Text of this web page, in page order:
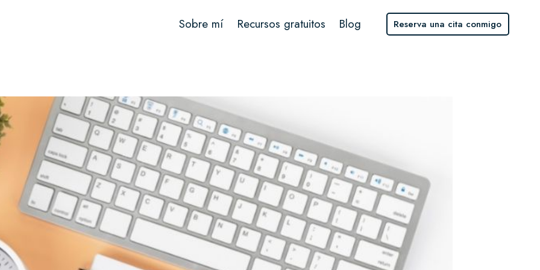
Sobre mí Recursos gratuitos Blog Reserva una cita conmigo